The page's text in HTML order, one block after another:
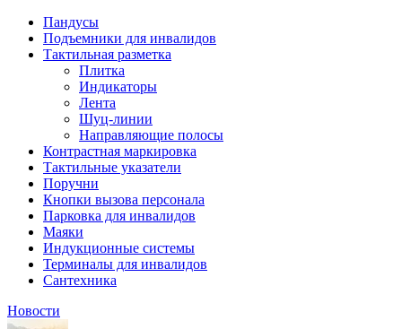
Пандусы
Подъемники для инвалидов
Тактильная разметка
Плитка
Индикаторы
Лента
Шуц-линии
Направляющие полосы
Контрастная маркировка
Тактильные указатели
Поручни
Кнопки вызова персонала
Парковка для инвалидов
Маяки
Индукционные системы
Терминалы для инвалидов
Сантехника
Новости